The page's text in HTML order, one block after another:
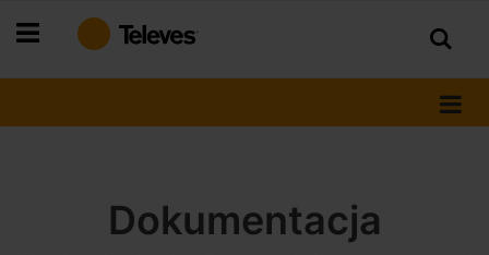
do
Dokumentacja